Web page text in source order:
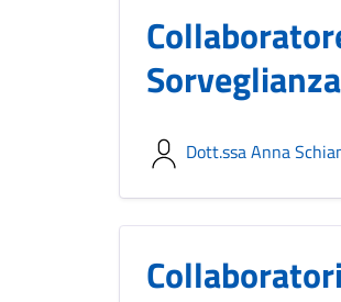
Dott.ssa Anna